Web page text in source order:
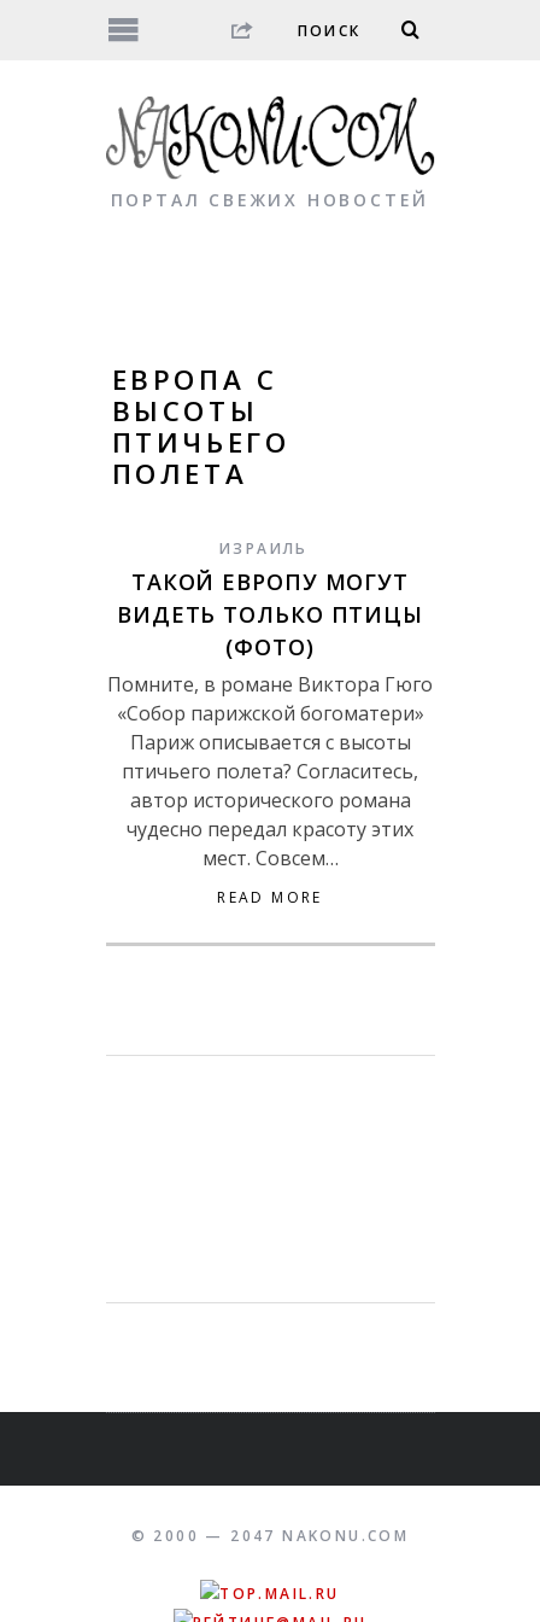
ПОРТАЛ СВЕЖИХ НОВОСТЕЙ
ЕВРОПА С
ВЫСОТЫ
ПТИЧЬЕГО
ПОЛЕТА
ИЗРАИЛЬ
ТАКОЙ ЕВРОПУ МОГУТ
ВИДЕТЬ ТОЛЬКО ПТИЦЫ
(ФОТО)
Помните, в романе Виктора Гюго
«Собор парижской богоматери»
Париж описывается с высоты
птичьего полета? Согласитесь,
автор исторического романа
чудесно передал красоту этих
мест. Совсем…
READ MORE
© 2000 — 2047 NAKONU.COM